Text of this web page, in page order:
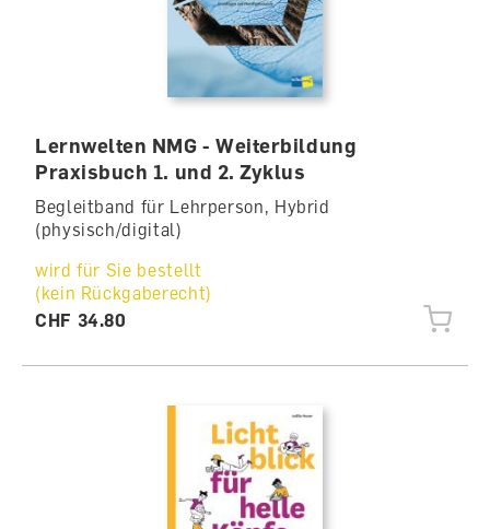
Lernwelten NMG - Weiterbildung
Praxisbuch 1. und 2. Zyklus
Begleitband für Lehrperson, Hybrid
(physisch/digital)
wird für Sie bestellt
(kein Rückgaberecht)
CHF 34.80